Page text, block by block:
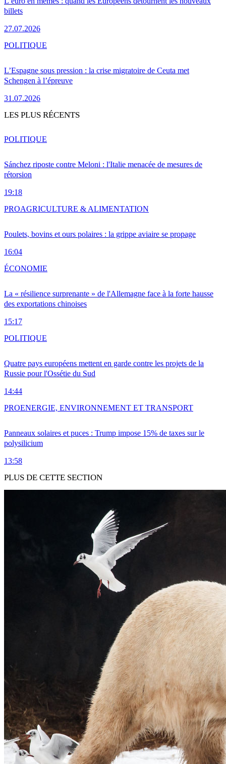
billets
27.07.2026
L’Espagne sous pression : la crise migratoire de Ceuta met
Schengen à l’épreuve
31.07.2026
POLITIQUE
LES PLUS RÉCENTS
Sánchez riposte contre Meloni : l'Italie menacée de mesures de
rétorsion
19:18
POLITIQUE
Poulets, bovins et ours polaires : la grippe aviaire se propage
16:04
PROAGRICULTURE & ALIMENTATION
La « résilience surprenante » de l'Allemagne face à la forte hausse
des exportations chinoises
15:17
ÉCONOMIE
Quatre pays européens mettent en garde contre les projets de la
Russie pour l'Ossétie du Sud
14:44
POLITIQUE
Panneaux solaires et puces : Trump impose 15% de taxes sur le
polysilicium
13:58
PROENERGIE, ENVIRONNEMENT ET TRANSPORT
PLUS DE CETTE SECTION